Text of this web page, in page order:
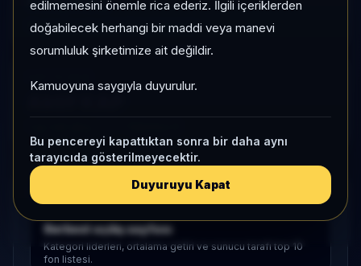
edilmemesini önemle rica ederiz. İlgili içeriklerden
doğabilecek herhangi bir maddi veya manevi
sorumluluk şirketimize ait değildir.
Kamuoyuna saygıyla duyurulur.
Bu pencereyi kapattıktan sonra bir daha aynı
tarayıcıda gösterilmeyecektir.
Duyuruyu Kapat
Momentum bazlı kategori içi sıra
Araştırma Akışı
Serbestaçılış sayfası
Kategori liderleri, ortalama getiri ve sunucu tarafı top 10
fon listesi.